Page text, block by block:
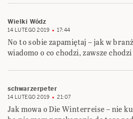
Wielki Wódz
14 LUTEGO 2019 17:44
No to sobie zapamiętaj – jak w
wiadomo o co chodzi, zawsze
schwarzerpeter
14 LUTEGO 2019 21:07
Jak mowa o Die Winterreise – nie